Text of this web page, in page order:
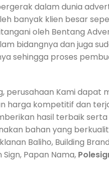
dalam dunia
banyak klien besar
oleh Bentang
bidangnya dan juga
sehingga proses
perusahaan Kami dapat
harga kompetitif dan
hasil terbaik
bahan yang
Baliho, Building
Sign, Papan Nama,